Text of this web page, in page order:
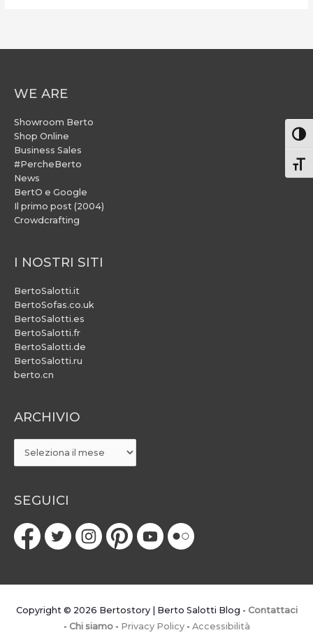
WE ARE
Showroom Berto
Shop Online
Business Sales
#PercheBerto
News
BertO e Google
Il primo post (2004)
Crowdcrafting
I NOSTRI SITI
BertoSalotti.it
BertoSofas.co.uk
BertoSalotti.es
BertoSalotti.fr
BertoSalotti.de
BertoSalotti.ru
berto.cn
ARCHIVIO
ARCHIVIO
SEGUICI
Copyright © 2026 Bertostory | Berto Salotti Blog - Contattaci
- Chi siamo- Privacy Policy- Accessibilità